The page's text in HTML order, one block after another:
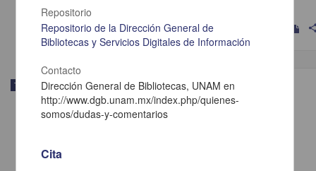
Medicina y Ciencias de la Salud
Trabajo de grado
Repositorio
Repositorio de la Dirección General de
Bibliotecas y Servicios Digitales de Información
Contacto
Dirección General de Bibliotecas, UNAM en
http://www.dgb.unam.mx/index.php/quienes-
somos/dudas-y-comentarios
Cita